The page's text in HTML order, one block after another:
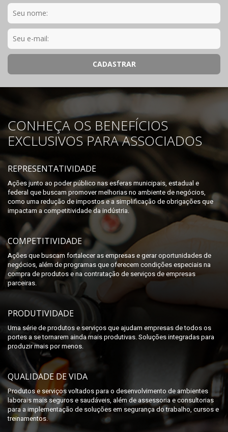
CONHEÇA OS BENEFÍCIOS
EXCLUSIVOS PARA ASSOCIADOS
REPRESENTATIVIDADE
Ações junto ao poder público nas esferas municipais, estadual e
federal que buscam promover melhorias no ambiente de negócios,
como uma redução de impostos e a simplificação de obrigações que
impactam a competitividade da indústria.
COMPETITIVIDADE
Ações que buscam fortalecer as empresas e gerar oportunidades de
negócios, além de programas que oferecem condições especiais na
compra de produtos e na contratação de serviços de empresas
parceiras.
PRODUTIVIDADE
Uma série de produtos e serviços que ajudam empresas de todos os
portes a se tornarem ainda mais produtivas. Soluções integradas para
produzir mais por menos.
QUALIDADE DE VIDA
Produtos e serviços voltados para o desenvolvimento de ambientes
laborais mais seguros e saudáveis, além de assessoria e consultorias
para a implementação de soluções em segurança do trabalho, cursos e
treinamentos.